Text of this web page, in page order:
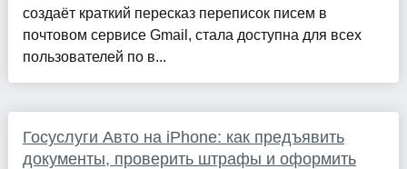
создаёт краткий пересказ переписок писем в
почтовом сервисе Gmail, стала доступна для всех
пользователей по в...
Госуслуги Авто на iPhone: как предъявить
документы, проверить штрафы и оформить